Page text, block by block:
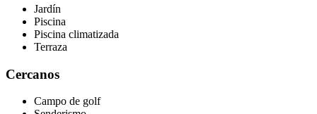
Jardín
Piscina
Piscina climatizada
Terraza
Cercanos
Campo de golf